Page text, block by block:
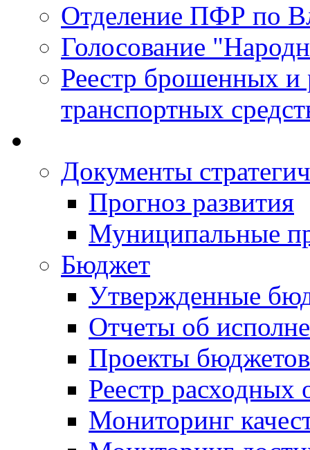
Отделение ПФР по
Голосование
Реестр брошенных и
транспортных
Документы
Прогноз развития
Муниципальные
Бюджет
Утвержденные
Отчеты об
Проекты бюджетов
Реестр расходных
Мониторинг